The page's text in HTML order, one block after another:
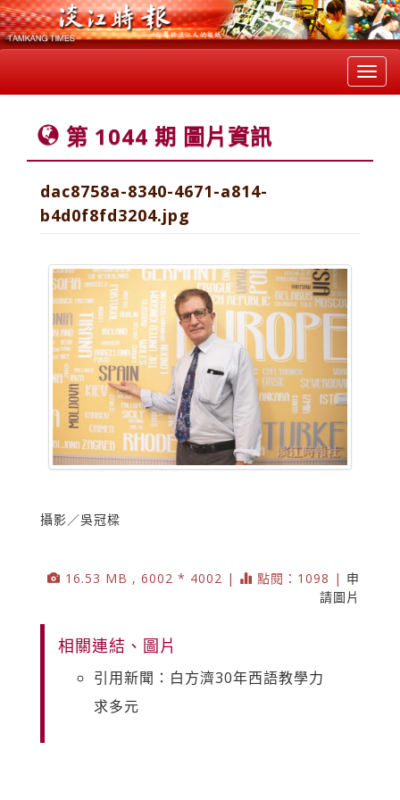
第 1044 期 圖片資訊
dac8758a-8340-4671-a814-
b4d0f8fd3204.jpg
攝影／吳冠樑
16.53 MB , 6002 * 4002 | 點閱：1098 | 申
請圖片
相關連結、圖片
引用新聞：白方濟30年西語教學力
求多元